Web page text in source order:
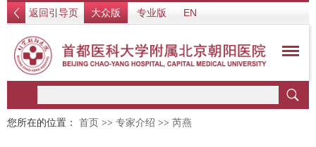
返回引导页 大众版 专业版 EN
您所在的位置： 首页 >> 专家介绍 >> 芮燕